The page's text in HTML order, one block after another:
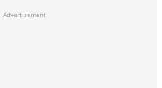
Advertisement